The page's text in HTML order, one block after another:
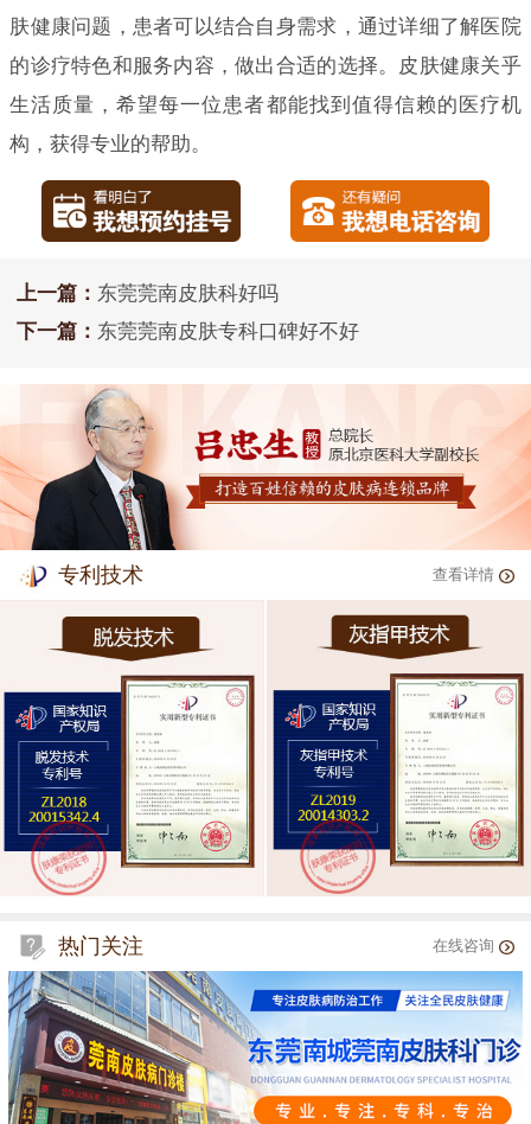
肤健康问题，患者可以结合自身需求，通过详细了解医院
的诊疗特色和服务内容，做出合适的选择。皮肤健康关乎
生活质量，希望每一位患者都能找到值得信赖的医疗机
构，获得专业的帮助。
上一篇： 东莞莞南皮肤科好吗
下一篇： 东莞莞南皮肤专科口碑好不好
专利技术 查看详情
热门关注 在线咨询